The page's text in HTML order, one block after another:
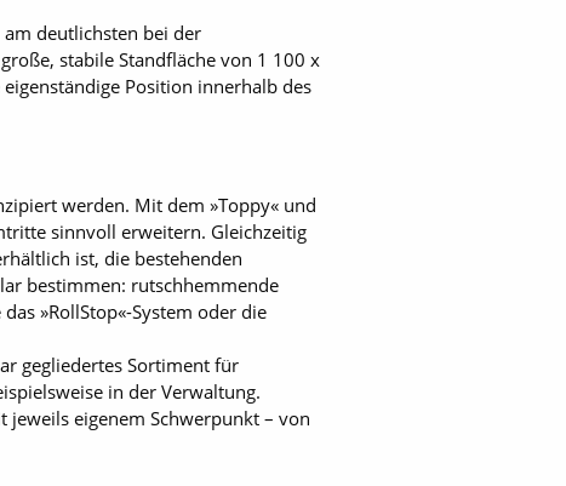
deutlichsten bei der
stabile Standfläche von 1 100 x
Position innerhalb des
werden. Mit dem »Toppy« und
sinnvoll erweitern. Gleichzeitig
ist, die bestehenden
bestimmen: rutschhemmende
»RollStop«-System oder die
gegliedertes Sortiment für
in der Verwaltung.
eigenem Schwerpunkt – von